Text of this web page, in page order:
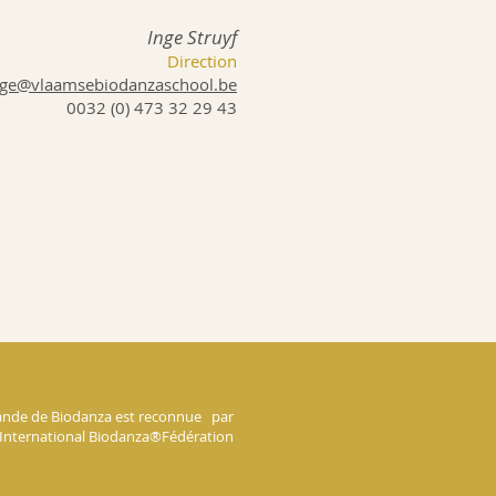
Inge Struyf
Direction
​0032 (0) 473 32 29 43
de Biodanza est reconnue par
Biodanza®Fédération